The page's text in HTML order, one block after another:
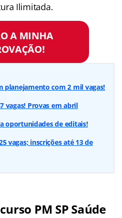
Ilimitada.
A MINHA
planejamento com 2 mil vagas!
vagas! Provas em abril
oportunidades de editais!
vagas; inscrições até 13 de
PM SP Saúde